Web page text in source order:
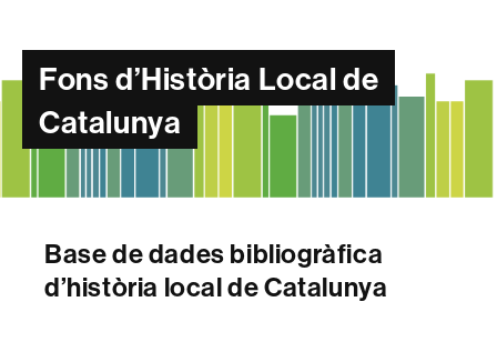
Fons d’Història Local de
Catalunya
Base de dades bibliogràfica
d’història local de Catalunya